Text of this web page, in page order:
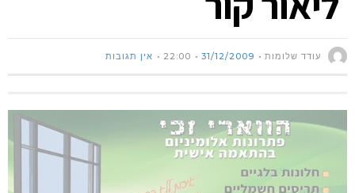
עודד שלומות 31/12/2009
22:00 אין תגובות